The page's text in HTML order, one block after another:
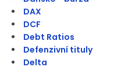
DAX
DCF
Debt Ratios
Defenzivní tituly
Delta